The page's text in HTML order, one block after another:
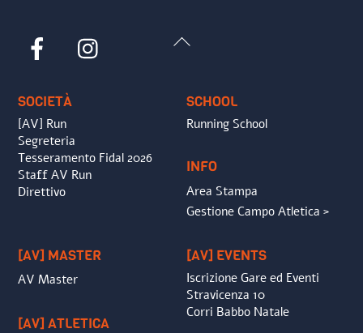
Back
Facebook
SOCIETÀ
[AV] Run
Segreteria
Tesseramento Fidal 2026
Staff AV Run
Direttivo
SCHOOL
Running School
INFO
Area Stampa
Gestione Campo Atletica >
[AV] MASTER
AV Master
[AV] ATLETICA
[AV] EVENTS
Iscrizione Gare ed Eventi
Stravicenza 10
Corri Babbo Natale